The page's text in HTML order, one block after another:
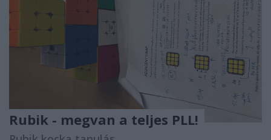
Rubik - megvan a teljes PLL!